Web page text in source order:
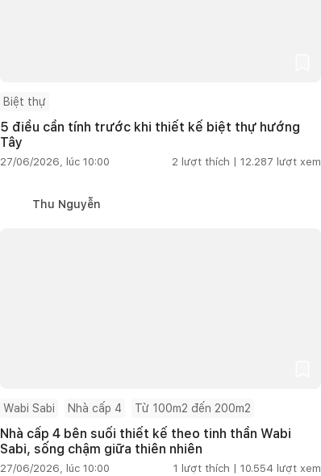
Biệt thự
5 điều cần tính trước khi thiết kế biệt thự hướng
Tây
27/06/2026, lúc 10:00 2 lượt thích | 12.287 lượt xem
Thu Nguyễn
Wabi Sabi Nhà cấp 4 Từ 100m2 đến 200m2
Nhà cấp 4 bên suối thiết kế theo tinh thần Wabi
Sabi, sống chậm giữa thiên nhiên
27/06/2026, lúc 10:00 1 lượt thích | 10.554 lượt xem